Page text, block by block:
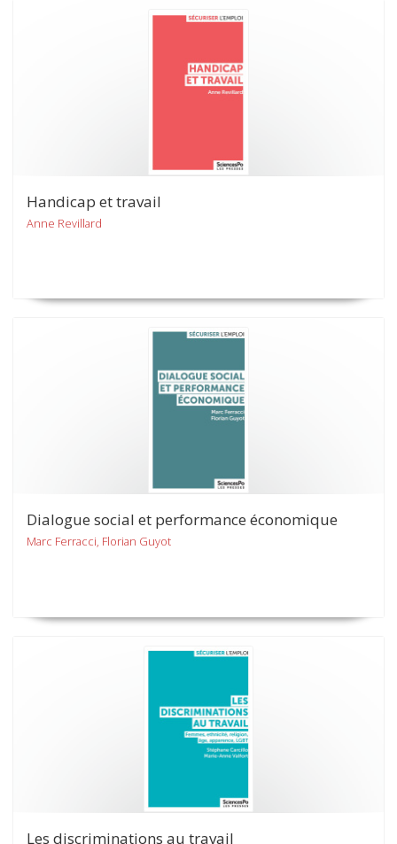
Handicap et travail
Anne Revillard
Dialogue social et performance économique
Marc Ferracci, Florian Guyot
Les discriminations au travail